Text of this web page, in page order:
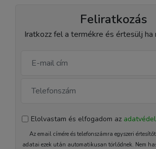
Feliratkozás
Iratkozz fel a termékre és értesülj ha
Elolvastam és elfogadom az
Az email címére és telefonszámra egyszeri
adatai ezek után automatikusan törlődnek. Nem